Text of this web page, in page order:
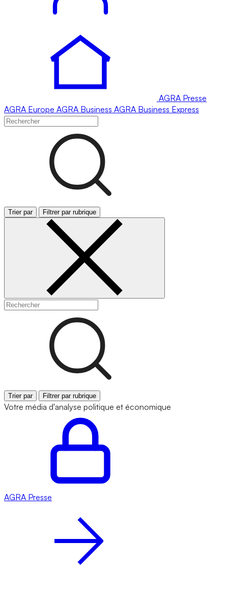
AGRA Presse
AGRA Europe AGRA Business AGRA Business Express
Trier par Filtrer par rubrique
Trier par Filtrer par rubrique
Votre média d'analyse politique et économique
AGRA Presse